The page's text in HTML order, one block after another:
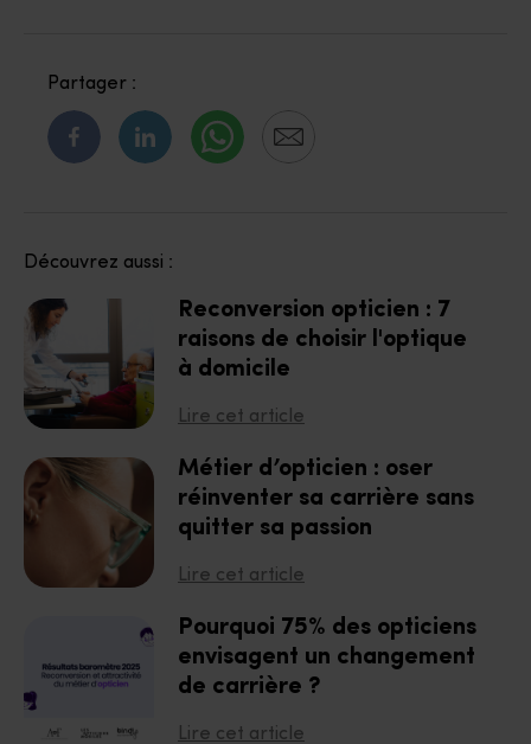
Partager :
Découvrez aussi :
Reconversion opticien : 7
raisons de choisir l'optique
à domicile
Lire cet article
Métier d’opticien : oser
réinventer sa carrière sans
quitter sa passion
Lire cet article
Pourquoi 75% des opticiens
envisagent un changement
de carrière ?
Lire cet article